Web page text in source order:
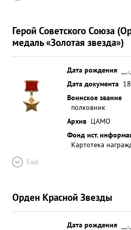
Герой Советского Союза
медаль «Золотая звезда»)
Дата рождения
Дата документа
Воинское звание
полковник
Архив ЦАМО
Фонд ист.
Картотека
Ещё
Орден Красной Звезды
Дата рождения